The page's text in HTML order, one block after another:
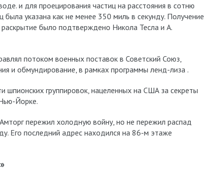
и для проецирования частиц на расстояния в сотню
была указана как не менее 350 миль в секунду. Получение
было подтверждено Никола Тесла и А.
потоком военных поставок в Советский Союз,
и обмундирование, в рамках программы ленд-лиза .
шпионских группировок, нацеленных на США за секреты
Йорке.
пережил холодную войну, но не пережил распад
Его последний адрес находился на 86-м этаже